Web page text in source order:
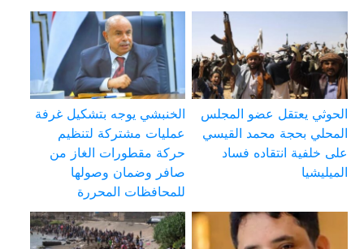
الحوثي يعتقل عضو المجلس
المحلي بحجة محمد القيسي
على خلفية انتقاده فساد
الميليشيا
الخنبشي يوجه بتشكيل غرفة
عمليات مشتركة لتنظيم
حركة مقطورات الغاز من
صافر وضمان وصولها
للمحافظات المحررة